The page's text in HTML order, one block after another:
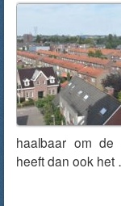
haalbaar om de
heeft dan ook